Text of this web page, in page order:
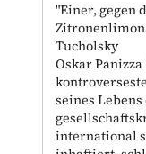
"Einer, gegen
Tucholsky
Oskar
seines
international